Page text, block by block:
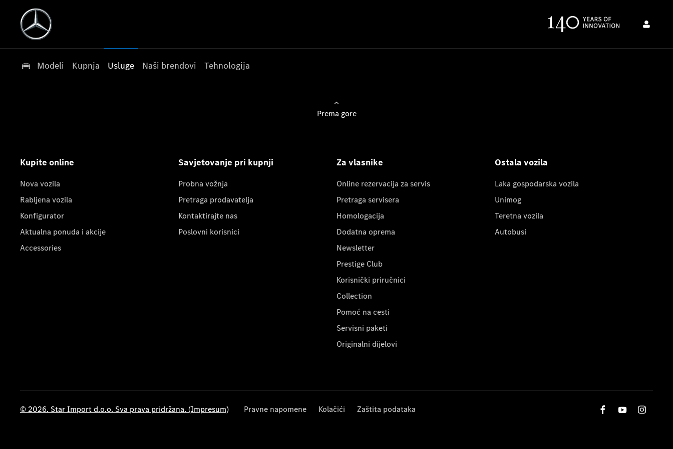
Modeli Kupnja Usluge Naši brendovi Tehnologija
Prema gore
Kupite online
Nova vozila
Rabljena vozila
Konfigurator
Aktualna ponuda i akcije
Accessories
Savjetovanje pri kupnji
Probna vožnja
Pretraga prodavatelja
Kontaktirajte nas
Poslovni korisnici
Za vlasnike
Online rezervacija za servis
Pretraga servisera
Homologacija
Dodatna oprema
Newsletter
Prestige Club
Korisnički priručnici
Collection
Pomoć na cesti
Servisni paketi
Originalni dijelovi
Ostala vozila
Laka gospodarska vozila
Unimog
Teretna vozila
Autobusi
© 2026. Star Import d.o.o. Sva prava pridržana. (Impresum) Pravne napomene Kolačići Zaštita podataka